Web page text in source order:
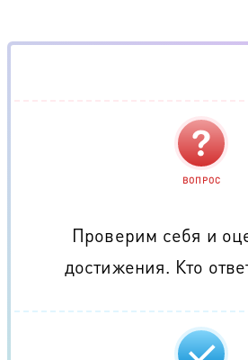
ВОПРОС
Проверим себя и
достижения. Кто